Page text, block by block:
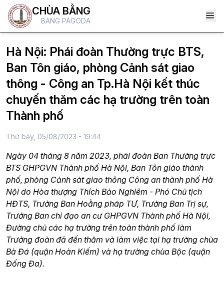
CHÙA BẰNG
BANG PAGODA
Hà Nội: Phái đoàn Thường trực BTS,
Ban Tôn giáo, phòng Cảnh sát giao
thông - Công an Tp.Hà Nội kết thúc
chuyến thăm các hạ trường trên toàn
Thành phố
Thứ bảy, 05/08/2023 - 19:44
Ngày 04 tháng 8 năm 2023, phái đoàn Ban Thường trực
BTS GHPGVN Thành phố Hà Nội, Ban Tôn giáo thành
phố, phòng Cảnh sát giao thông Công an thành phố Hà
Nội do Hòa thượng Thích Bảo Nghiêm - Phó Chủ tịch
HĐTS, Trưởng Ban Hoằng pháp TƯ, Trưởng Ban Trị sự,
Trưởng Ban chỉ đạo an cư GHPGVN Thành phố Hà Nội,
Đường chủ các hạ trường trên toàn thành phố làm
Trưởng đoàn đã đến thăm và làm việc tại hạ trường chùa
Bà Đá (quận Hoàn Kiếm) và hạ trường chùa Bộc (quận
Đống Đa).